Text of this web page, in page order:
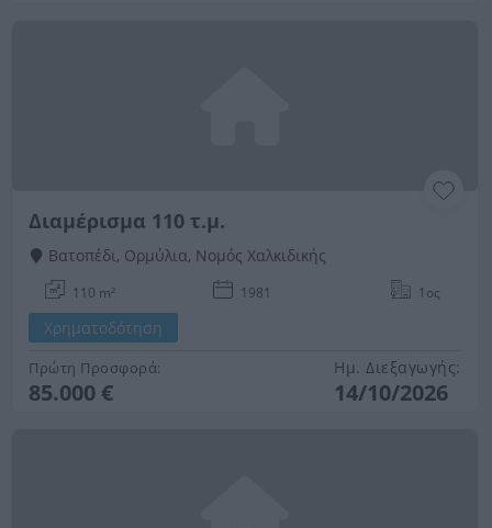
Διαμέρισμα 110 τ.μ.
Βατοπέδι, Ορμύλια, Νομός Χαλκιδικής
110 m² 1981 1ος
Χρηματοδότηση
Πρώτη Προσφορά:
85.000 €
Ημ. Διεξαγωγής:
14/10/2026